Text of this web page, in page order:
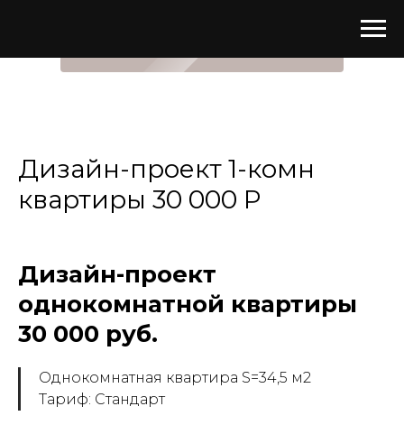
Дизайн-проект 1-комн
квартиры 30 000 Р
Дизайн-проект
однокомнатной квартиры
30 000 руб.
Однокомнатная квартира S=34,5 м2
Тариф: Стандарт